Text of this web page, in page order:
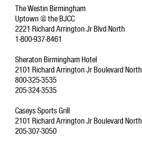
The Westin Birmingham
Uptown @ the BJCC
2221 Richard Arrington Jr Blvd North
1-800-937-8461
Sheraton Birmingham Hotel
2101 Richard Arrington Jr Boulevard North
800-325-3535
205-324-3535
Caseys Sports Grill
2101 Richard Arrington Jr Boulevard North
205-307-3050